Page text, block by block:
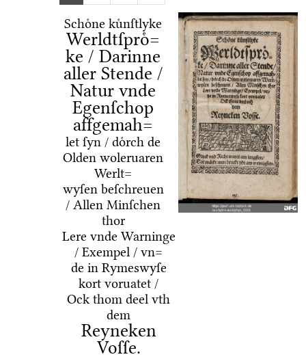
Schoͤne kuͤnſtlyke
Werldtſproͤ=
ke / Darinne
aller Stende /
Natur vnde
Egenſchop
affgemah=
let ſyn / doͤrch de
Olden woleruaren
Werlt=
wyſen beſchreuen
/ Allen Minſchen
thor
Lere vnde Warninge
/ Exempel / vn=
de in Rymeswyſe
kort voruatet /
Ock thom deel vth
dem
Reyneken
Voſſe.